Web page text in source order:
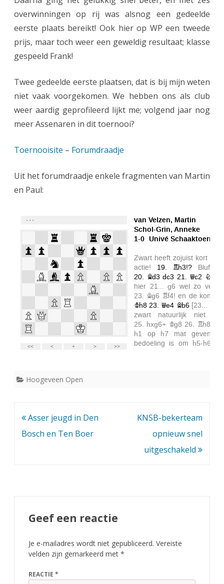
overwinningen op rij was alsnog een gedeelde
eerste plaats bereikt! Ook hier op WP een tweede
prijs, maar toch weer een geweldig resultaat; klasse
gespeeld Frank!
Twee gedeelde eerste plaatsen, dat is bij mijn weten
niet vaak voorgekomen. We hebben ons als club
weer aardig geprofileerd lijkt me; volgend jaar nog
meer Assenaren in dit toernooi?
Toernooisite – Forumdraadje
Uit het forumdraadje enkele fragmenten van Martin
en Paul:
Hoogeveen Open
Bericht
navigatie
Asser jeugd in Den
Bosch en Ten Boer
KNSB-bekerteam
opnieuw snel
uitgeschakeld
Geef een reactie
Je e-mailadres wordt niet gepubliceerd. Vereiste
velden zijn gemarkeerd met *
REACTIE *